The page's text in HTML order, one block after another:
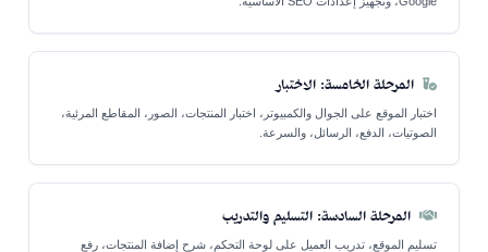
المرحلة الخامسة: الاختبار
اختبار الموقع على الجوال والكمبيوتر، اختبار المنتجات، الصور، المقاطع المرئية،
الصوتيات، الدفع، الرسائل، والسرعة.
المرحلة السادسة: التسليم والتدريب
تسليم الموقع، تدريب العميل على لوحة التحكم، شرح إضافة المنتجات، رفع